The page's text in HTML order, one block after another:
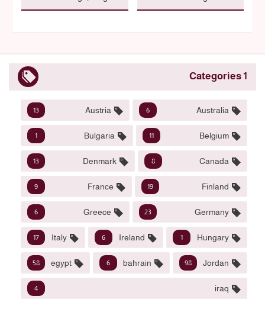
1 Categories
Australia
6
Austria
13
Belgium
11
Bulgaria
1
Canada
8
Denmark
13
Finland
19
France
9
Germany
23
Greece
6
Hungary
1
Ireland
6
Italy
17
Jordan
98
bahrain
6
egypt
58
iraq
4